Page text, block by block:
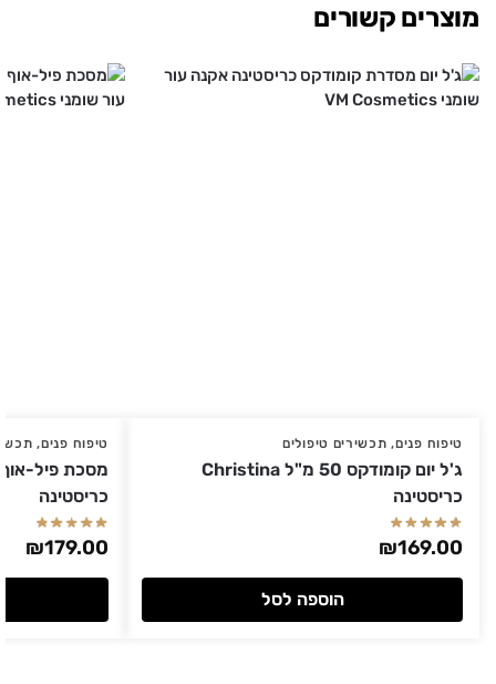
מוצרים קשורים
טיפוח פנים, תכשירים טיפולים
ג'ל יום קומודקס 50 מ"ל Christina
כריסטינה
₪169.00
הוספה לסל
טיפוח פנים,
כריסטינה
₪179.00